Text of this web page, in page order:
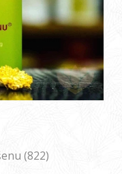
(822)